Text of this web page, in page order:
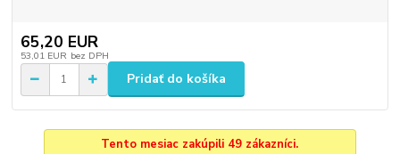
65,20 EUR
53,01 EUR bez DPH
Pridať do košíka
Tento mesiac zakúpili 49 zákazníci.